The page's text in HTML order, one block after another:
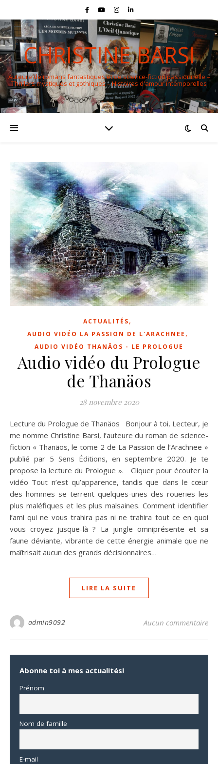
CHRISTINE BARSI
Auteure de romans fantastiques et de science-fiction passionnelle –
Thrillers mystiques et gothiques – Histoires d'amour intemporelles
ACTUALITÉS,
AUDIO VIDÉO LA PASSION DE L'ARACHNEE ,
AUDIO VIDÉO THANÄOS - LE PROLOGUE
Audio vidéo du Prologue
de Thanäos
28 novembre 2020
Lecture du Prologue de Thanäos Bonjour à toi, Lecteur, je
me nomme Christine Barsi, l’auteure du roman de science-
fiction « Thanäos, le tome 2 de La Passion de l’Arachnee »
publié par 5 Sens Éditions, en septembre 2020. Je te
propose la lecture du Prologue ». Cliquer pour écouter la
vidéo Tout n’est qu’apparence, tandis que dans le cœur
des hommes se terrent quelques-unes des roueries les
plus maléfiques et les plus malsaines. Comment identifier
l’ami qui ne vous trahira pas ni ne trahira tout ce en quoi
vous croyez jusque-là ? La jungle omniprésente et sa
faune déviante, vibrante de cette énergie animale que ne
maîtrisait aucun des grands décisionnaires…
LIRE LA SUITE
admin9092 Aucun commentaire
Abonne toi à mes actualités!
Prénom
Nom de famille
E-mail